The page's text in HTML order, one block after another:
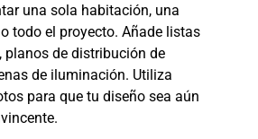
una sola habitación, una
todo el proyecto. Añade listas
planos de distribución de
de iluminación. Utiliza
para que tu diseño sea aún